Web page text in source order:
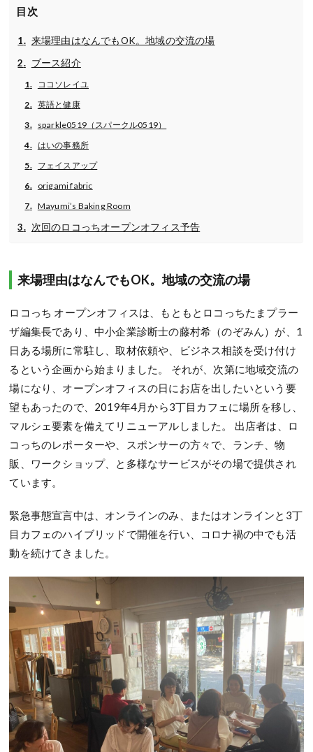
目次
来場理由はなんでもOK。地域の交流の場
ブース紹介
ココソレイユ
英語と健康
sparkle0519（スパークル0519）
はいの事務所
フェイスアップ
origami fabric
Mayumi’s Baking Room
次回のロコっちオープンオフィス予告
来場理由はなんでもOK。地域の交流の場
ロコっち オープンオフィスは、もともとロコっちたまプラー
ザ編集長であり、中小企業診断士の藤村希（のぞみん）が、1
日ある場所に常駐し、取材依頼や、ビジネス相談を受け付け
るという企画から始まりました。 それが、次第に地域交流の
場になり、オープンオフィスの日にお店を出したいという要
望もあったので、2019年4月から3丁目カフェに場所を移し、
マルシェ要素を備えてリニューアルしました。 出店者は、ロ
コっちのレポーターや、スポンサーの方々で、ランチ、物
販、ワークショップ、と多様なサービスがその場で提供され
ています。
緊急事態宣言中は、オンラインのみ、またはオンラインと3丁
目カフェのハイブリッドで開催を行い、コロナ禍の中でも活
動を続けてきました。